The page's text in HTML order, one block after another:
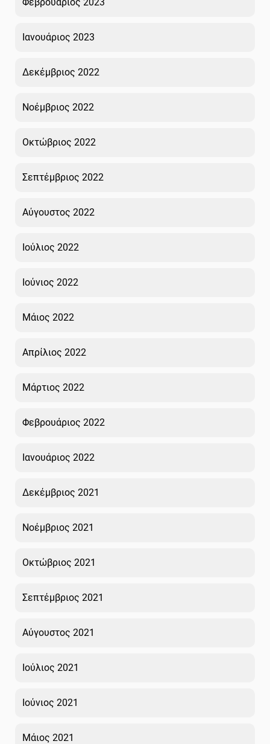
Ιανουάριος 2023
Δεκέμβριος 2022
Νοέμβριος 2022
Οκτώβριος 2022
Σεπτέμβριος 2022
Αύγουστος 2022
Ιούλιος 2022
Ιούνιος 2022
Μάιος 2022
Απρίλιος 2022
Μάρτιος 2022
Φεβρουάριος 2022
Ιανουάριος 2022
Δεκέμβριος 2021
Νοέμβριος 2021
Οκτώβριος 2021
Σεπτέμβριος 2021
Αύγουστος 2021
Ιούλιος 2021
Ιούνιος 2021
Μάιος 2021